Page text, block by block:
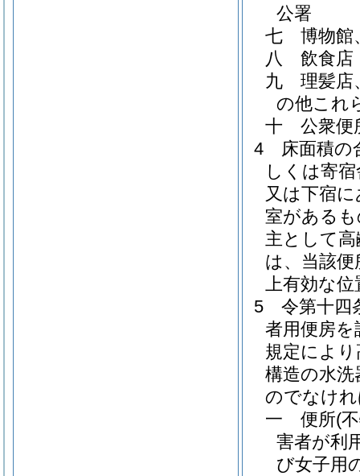
公署
七
博物館
八
飲食店
九
理髪店
の他これ
十
公衆便
4
床面積の
しくは寄宿
又は下宿
室がある
主として
は、当該
上有効な
5
令第十四
者用便房
規定によ
構造の水
のでなけ
一
便所(
害者が利
び女子用